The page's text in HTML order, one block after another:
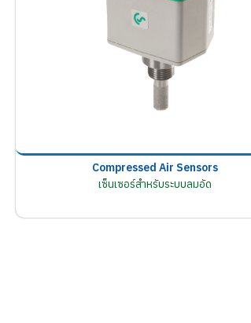
Compressed Air Sensors
เซ็นเซอร์สำหรับระบบลมอัด